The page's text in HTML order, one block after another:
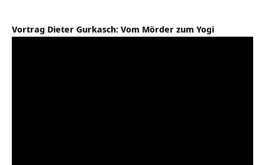
Vortrag Dieter Gurkasch: Vom Mörder zum Yogi